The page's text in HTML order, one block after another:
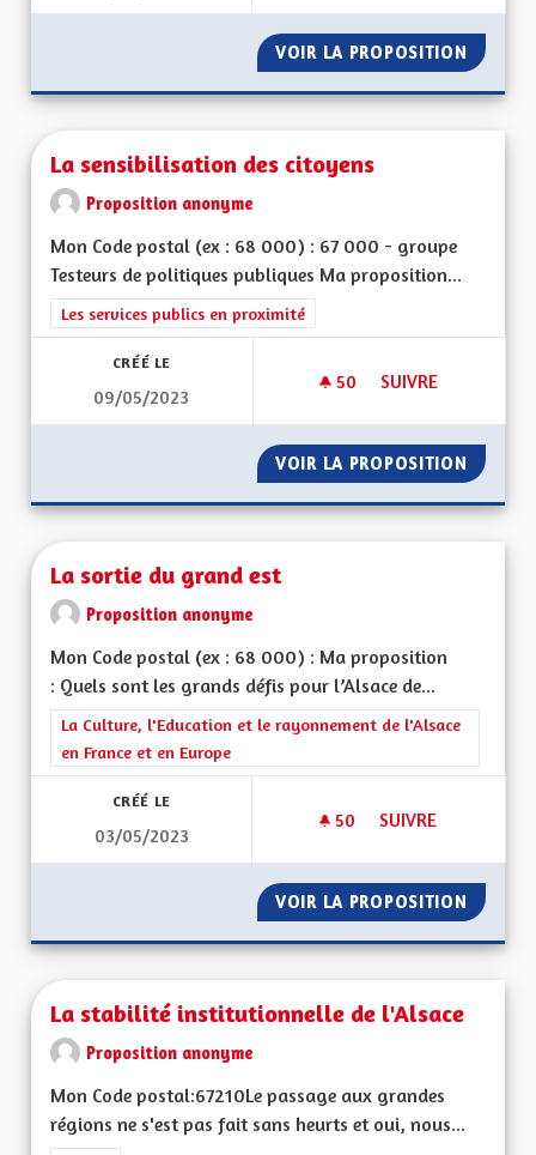
VOIR LA PROPOSITION LA
La sensibilisation des citoyens
Proposition anonyme
Mon Code postal (ex : 68 000) : 67 000 - groupe
Testeurs de politiques publiques Ma proposition...
Filtrer les résultats de la catégorie : Les services publics en
Les services publics en proximité
CRÉÉ LE
09/05/2023
50 50 ABONNÉS
SUIVRE
VOIR LA PROPOSITION LA
La sortie du grand est
Proposition anonyme
Mon Code postal (ex : 68 000) : Ma proposition
: Quels sont les grands défis pour l’Alsace de...
Filtrer les résultats de la catégorie : La Culture, l'Education et
La Culture, l'Education et le rayonnement de l'Alsace
en France et en Europe
CRÉÉ LE
03/05/2023
50 50 ABONNÉS
SUIVRE
VOIR LA PROPOSITION LA
La stabilité institutionnelle de l'Alsace
Proposition anonyme
Mon Code postal:67210Le passage aux grandes
régions ne s'est pas fait sans heurts et oui, nous...